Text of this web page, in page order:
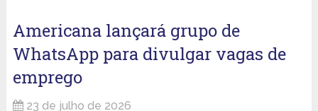
Americana lançará grupo de
WhatsApp para divulgar vagas de
emprego
23 de julho de 2026